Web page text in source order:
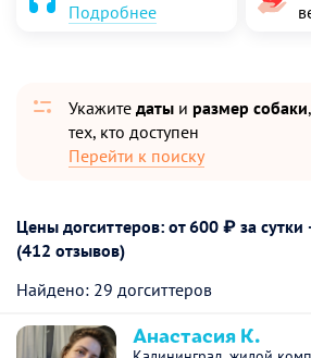
Подробнее
Укажите даты и размер собаки
тех, кто доступен
Перейти к поиску
Цены догситтеров: от 600 ₽ за сутки
(412 отзывов)
Найдено: 29 догситтеров
Анастасия К.